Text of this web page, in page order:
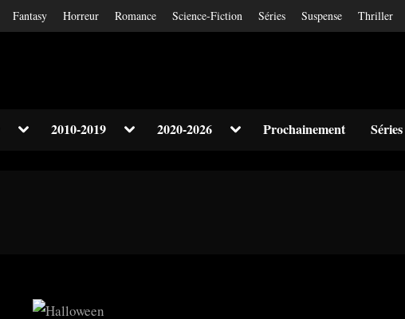
Fantasy Horreur Romance Science-Fiction Séries Suspense Thriller
Toggle2010-2019 Toggle2020-2026 ToggleProchainement Séries